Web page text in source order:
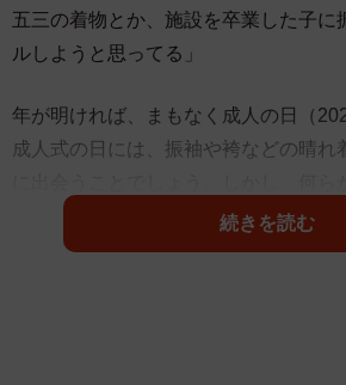
五三の着物とか、施設を卒業した子に
ルしようと思ってる」
年が明ければ、まもなく成人の日（
成人式の日には、振袖や袴などの晴れ
身につけることが叶わない人にむけて
が、Ｘで共感や称賛の声を集めていま
続きを読む